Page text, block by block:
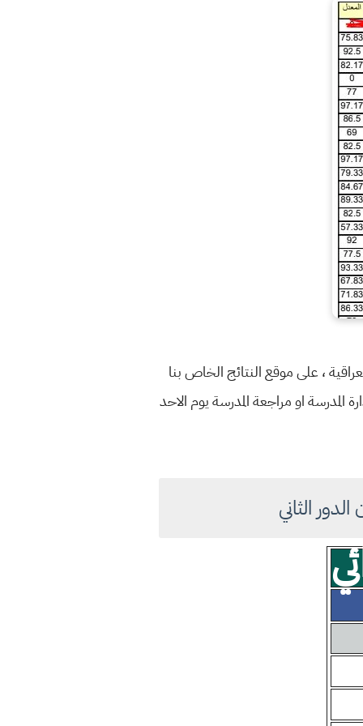
المدرسة او مراجعة المدرسة يوم الاحد